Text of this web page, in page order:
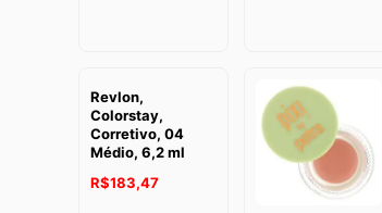
Revlon,
Colorstay,
Corretivo, 04
Médio, 6,2 ml
R$183,47